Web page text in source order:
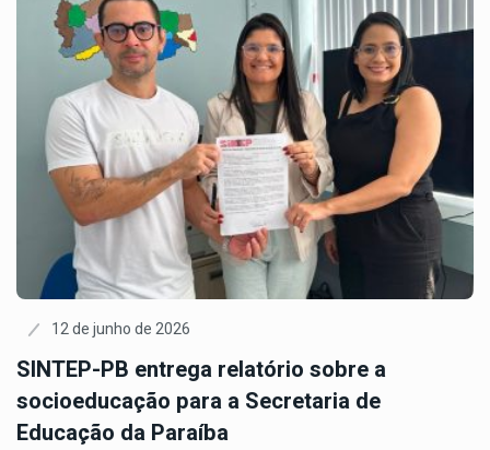
12 de junho de 2026
SINTEP-PB entrega relatório sobre a
socioeducação para a Secretaria de
Educação da Paraíba